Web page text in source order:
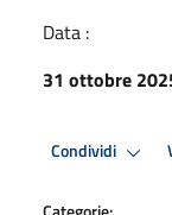
Data :
31 ottobre
Condividi